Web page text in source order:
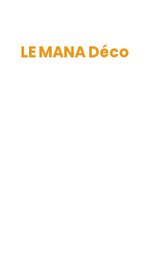
LE MANA Déco